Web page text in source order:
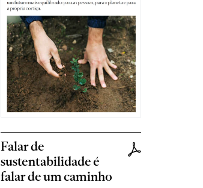
Falar de
sustentabilidade é
falar de um caminho